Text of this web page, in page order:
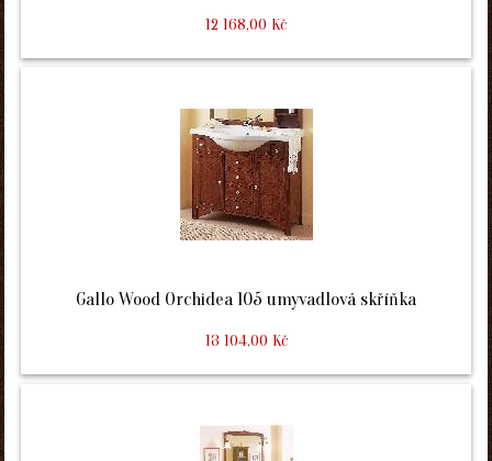
12 168,00 Kč
Gallo Wood Orchidea 105 umyvadlová skříňka
13 104,00 Kč